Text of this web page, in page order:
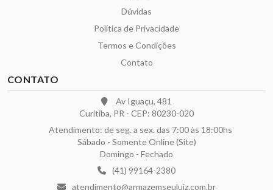
Dúvidas
Política de Privacidade
Termos e Condições
Contato
CONTATO
Av Iguaçu, 481
Curitiba, PR - CEP: 80230-020
Atendimento: de seg. a sex. das 7:00 às 18:00hs
Sábado - Somente Online (Site)
Domingo - Fechado
(41) 99164-2380
atendimento@armazemseuluiz.com.br